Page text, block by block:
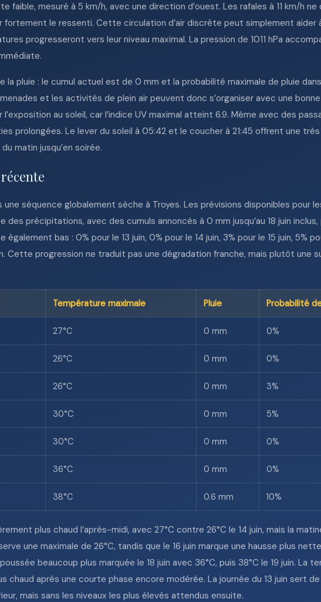
mesuré à 5 km/h, avec une direction d’ouest. Les rafales à 11 km/h ne
le ressenti. Cette circulation d’air discrète peut simplement aider
progresseront vers leur niveau maximal. La pression de 1011 hPa
la pluie : le cumul actuel est de 0 mm et la probabilité maximale de pluie
et les activités de plein air peuvent donc s’organiser avec une
au soleil, car l’indice UV maximal atteint 6.9. Même avec des
prolongées. Le lever du soleil à 05:42 et le coucher à 21:45 offrent une
matin jusqu’en soirée.
une séquence globalement sèche à Troyes. Les prévisions disponibles pour
précipitations, avec des cumuls annoncés à 0 mm jusqu’au 18 juin inclus,
bas : 0% pour le 13 juin, 0% pour le 14 juin, 3% pour le 15 juin, 5%
Cette progression ne traduit pas une dégradation franche, mais plutôt une
Température maximale Pluie Probabilité
27°C 0 mm 0%
26°C 0 mm 0%
26°C 0 mm 3%
30°C 0 mm 5%
30°C 0 mm 0%
36°C 0 mm 0%
38°C 0.6 mm 10%
plus chaud l’après-midi, avec 27°C contre 26°C le 14 juin, mais la
une maximale de 26°C, tandis que le 16 juin marque une hausse plus
beaucoup plus marquée le 18 juin avec 36°C, puis 38°C le 19 juin. La
chaud après une courte phase encore modérée. La journée du 13 juin sert
mais sans les niveaux les plus élevés attendus ensuite.